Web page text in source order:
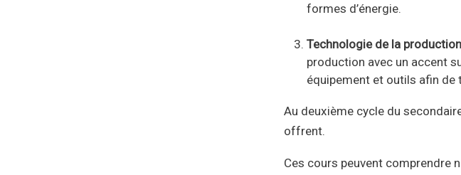
formes d’énergie.
Technologie de la production
production avec un accent
équipement et outils afin de
Au deuxième cycle du
offrent.
Ces cours peuvent comprendre